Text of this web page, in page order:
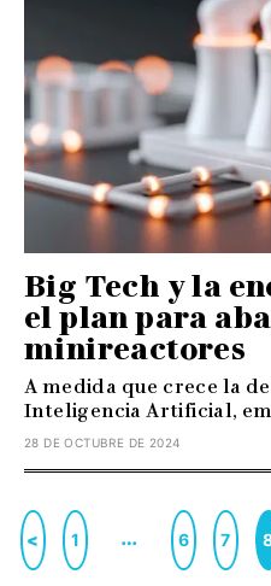
Big Tech y la
el plan para
minireactores
A medida que crece la
Inteligencia Artificial,
28 DE OCTUBRE DE 2024
< 1 … 6 7